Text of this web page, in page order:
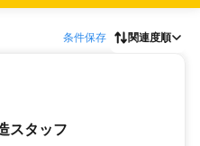
条件保存 関連度順
スタッフ